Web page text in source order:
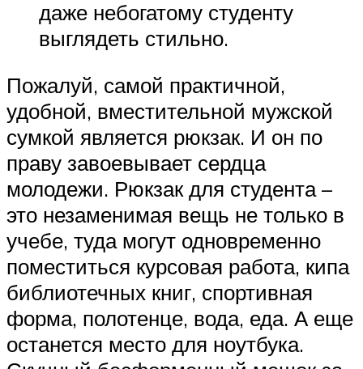
даже небогатому студенту
выглядеть стильно.
Пожалуй, самой практичной,
удобной, вместительной мужской
сумкой является рюкзак. И он по
праву завоевывает сердца
молодежи. Рюкзак для студента –
это незаменимая вещь не только в
учебе, туда могут одновременно
поместиться курсовая работа, кипа
библиотечных книг, спортивная
форма, полотенце, вода, еда. А еще
останется место для ноутбука.